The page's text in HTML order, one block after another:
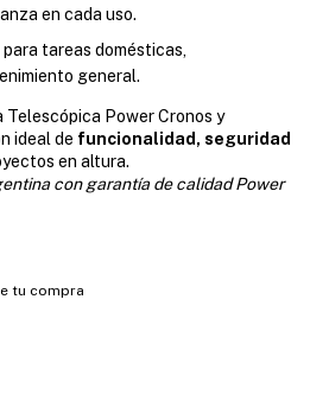
en cada uso.
tareas domésticas,
general.
Power Cronos y
ideal de funcionalidad, seguridad
en altura.
con garantía de calidad Power
tu compra